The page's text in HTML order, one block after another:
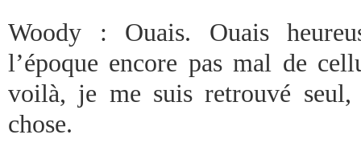
Woody : Ouais. Ouais
l’époque encore pas mal de
voilà, je me suis retrouvé
chose.